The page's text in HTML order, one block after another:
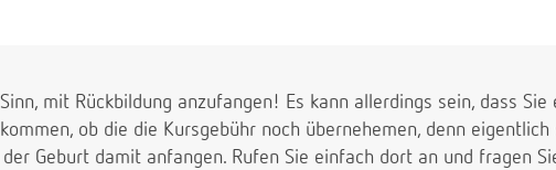
mit Rückbildung anzufangen! Es kann allerdings sein, dass
ob die die Kursgebühr noch übernehemen, denn
Geburt damit anfangen. Rufen Sie einfach dort an und fragen